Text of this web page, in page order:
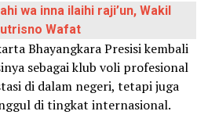
wa inna ilaihi raji’un, Wakil
Wafat
Bhayangkara Presisi kembali
sebagai klub voli profesional
di dalam negeri, tetapi juga
di tingkat internasional.